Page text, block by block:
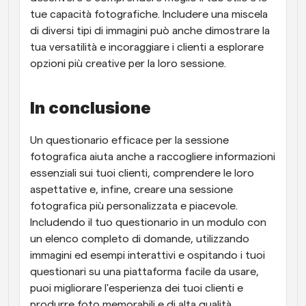
tue capacità fotografiche. Includere una miscela
di diversi tipi di immagini può anche dimostrare la
tua versatilità e incoraggiare i clienti a esplorare
opzioni più creative per la loro sessione.
In conclusione
Un questionario efficace per la sessione
fotografica aiuta anche a raccogliere informazioni
essenziali sui tuoi clienti, comprendere le loro
aspettative e, infine, creare una sessione
fotografica più personalizzata e piacevole.
Includendo il tuo questionario in un modulo con
un elenco completo di domande, utilizzando
immagini ed esempi interattivi e ospitando i tuoi
questionari su una piattaforma facile da usare,
puoi migliorare l'esperienza dei tuoi clienti e